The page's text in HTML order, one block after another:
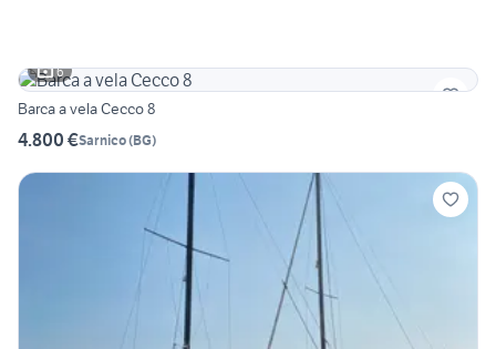
6
Barca a vela Cecco 8
4.800 €Sarnico(BG)